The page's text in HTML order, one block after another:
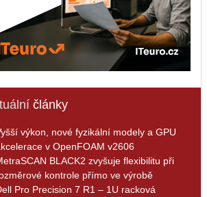
články
výkon, nové fyzikální modely a GPU
v OpenFOAM v2606
BLACK2 zvyšuje flexibilitu při
kontrole přímo ve výrobě
Pro Precision 7 R1 – 1U racková